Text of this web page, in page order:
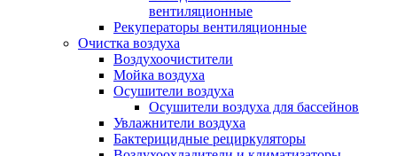
вентиляционные
Рекуператоры вентиляционные
Очистка воздуха
Воздухоочистители
Мойка воздуха
Осушители воздуха
Осушители воздуха для бассейнов
Увлажнители воздуха
Бактерицидные рециркуляторы